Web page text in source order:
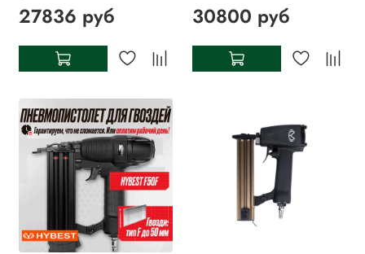
27836 руб 30800 руб